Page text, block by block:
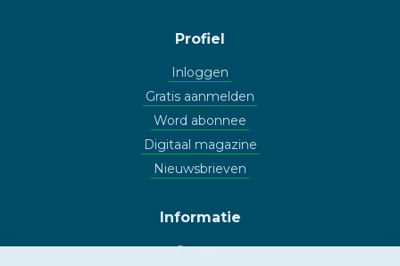
Profiel
Inloggen
Gratis aanmelden
Word abonnee
Digitaal magazine
Nieuwsbrieven
Informatie
Contact